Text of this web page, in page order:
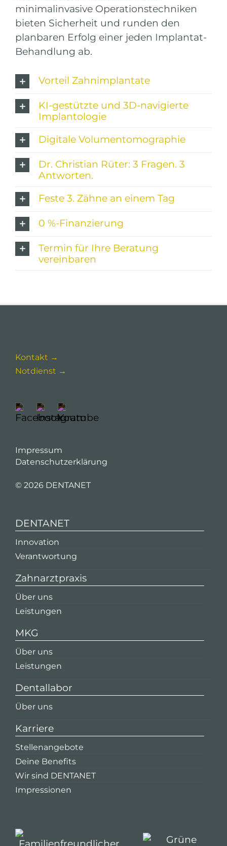
minimalinvasive Operationstechniken
bieten Sicherheit und runden den
planbaren Erfolg einer jeden Implantat-
Behandlung ab.
Vorteil Zahnimplantate
KI-gestützte und 3D-navigierte
Implantologie
Digitale Volumentomographie
Dr. Christian Rüter: 3 Fragen. 3
Antworten.
Feste 3. Zähne an einem Tag
0 %-Finanzierung
Termin für Ihre Beratung
vereinbaren
Kontakt →
Notdienst →
Impressum
Datenschutzerklärung
© 2026 DENTANET
DENTANET
Innovation
Verantwortung
Zahnarztpraxis
Über uns
Leistungen
MKG
Über uns
Leistungen
Dentallabor
Über uns
Karriere
Stellenangebote
Deine Benefits
Wir sind DENTANET
Impressionen